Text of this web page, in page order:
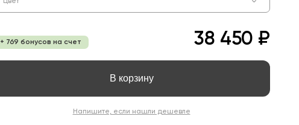
+ 769 бонусов на счет 38 450 ₽
В корзину
Напишите, если нашли дешевле